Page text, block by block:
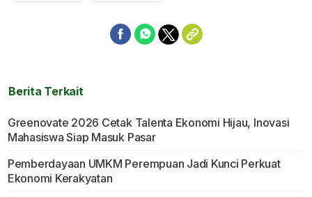
Berita Terkait
Greenovate 2026 Cetak Talenta Ekonomi Hijau, Inovasi
Mahasiswa Siap Masuk Pasar
Pemberdayaan UMKM Perempuan Jadi Kunci Perkuat
Ekonomi Kerakyatan